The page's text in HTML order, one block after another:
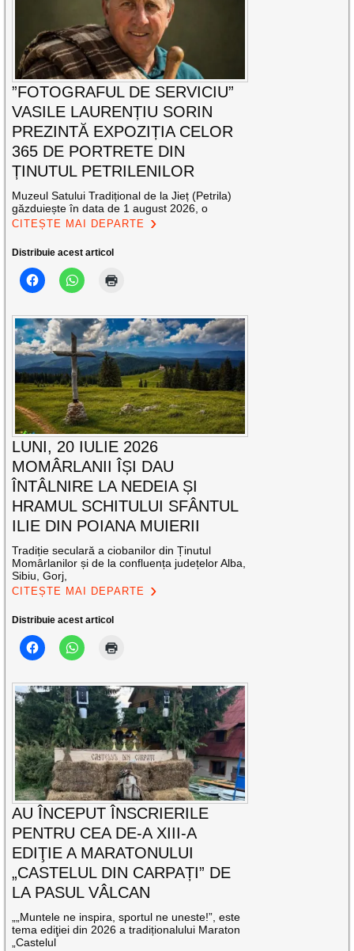
”FOTOGRAFUL DE SERVICIU”
VASILE LAURENȚIU SORIN
PREZINTĂ EXPOZIȚIA CELOR
365 DE PORTRETE DIN
ȚINUTUL PETRILENILOR
Muzeul Satului Tradițional de la Jieț (Petrila)
găzduiește în data de 1 august 2026, o
CITEȘTE MAI DEPARTE
Distribuie acest articol
LUNI, 20 IULIE 2026
MOMÂRLANII ÎȘI DAU
ÎNTÂLNIRE LA NEDEIA ȘI
HRAMUL SCHITULUI SFÂNTUL
ILIE DIN POIANA MUIERII
Tradiție seculară a ciobanilor din Ținutul
Momârlanilor și de la confluența județelor Alba,
Sibiu, Gorj,
CITEȘTE MAI DEPARTE
Distribuie acest articol
AU ÎNCEPUT ÎNSCRIERILE
PENTRU CEA DE-A XIII-A
EDIŢIE A MARATONULUI
„CASTELUL DIN CARPAȚI” DE
LA PASUL VÂLCAN
„„Muntele ne inspira, sportul ne uneste!”, este
tema ediţiei din 2026 a tradiționalului Maraton
„Castelul